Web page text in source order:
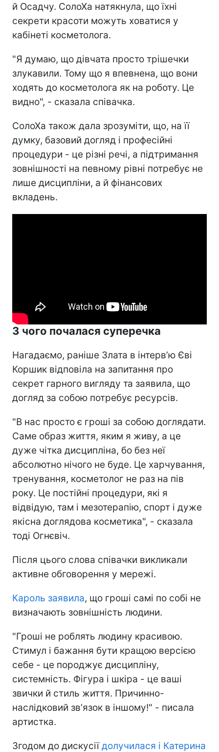
й Осадчу. СолоХа натякнула, що їхні
секрети красоти можуть ховатися у
кабінеті косметолога.
"Я думаю, що дівчата просто трішечки
злукавили. Тому що я впевнена, що вони
ходять до косметолога як на роботу. Це
видно", - сказала співачка.
СолоХа також дала зрозуміти, що, на її
думку, базовий догляд і професійні
процедури - це різні речі, а підтримання
зовнішності на певному рівні потребує не
лише дисципліни, а й фінансових
вкладень.
З чого почалася суперечка
Нагадаємо, раніше Злата в інтерв’ю Єві
Коршик відповіла на запитання про
секрет гарного вигляду та заявила, що
догляд за собою потребує ресурсів.
"В нас просто є гроші за собою доглядати.
Саме образ життя, яким я живу, а це
дуже чітка дисципліна, бо без неї
абсолютно нічого не буде. Це харчування,
тренування, косметолог не раз на пів
року. Це постійні процедури, які я
відвідую, там і мезотерапію, спорт і дуже
якісна доглядова косметика", - сказала
тоді Огнєвіч.
Після цього слова співачки викликали
активне обговорення у мережі.
Кароль заявила, що гроші самі по собі не
визначають зовнішність людини.
"Гроші не роблять людину красивою.
Стимул і бажання бути кращою версією
себе - це породжує дисципліну,
системність. Фігура і шкіра - це ваші
звички й стиль життя. Причинно-
наслідковий звʼязок в іншому!" - писала
артистка.
Згодом до дискусіїдолучилася і Катерина